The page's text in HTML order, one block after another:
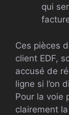
qui
Ces pièces
client EDF,
accusé de
ligne si l’on
Pour la voie
clairement